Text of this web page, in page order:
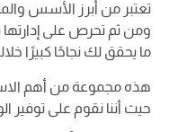
تعتبر من أبرز الأسس
ومن ثم تحرص على إدارتها
ما يحقق لك نجاحًا كبيرًا
هذه مجموعة من أهم
حيث أننا نقوم على توفير